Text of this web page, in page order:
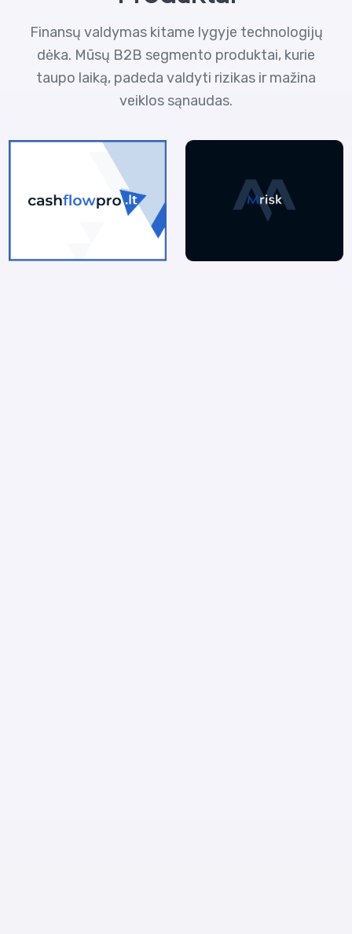
Finansų valdymas kitame lygyje technologijų
dėka. Mūsų B2B segmento produktai, kurie
taupo laiką, padeda valdyti rizikas ir mažina
veiklos sąnaudas.